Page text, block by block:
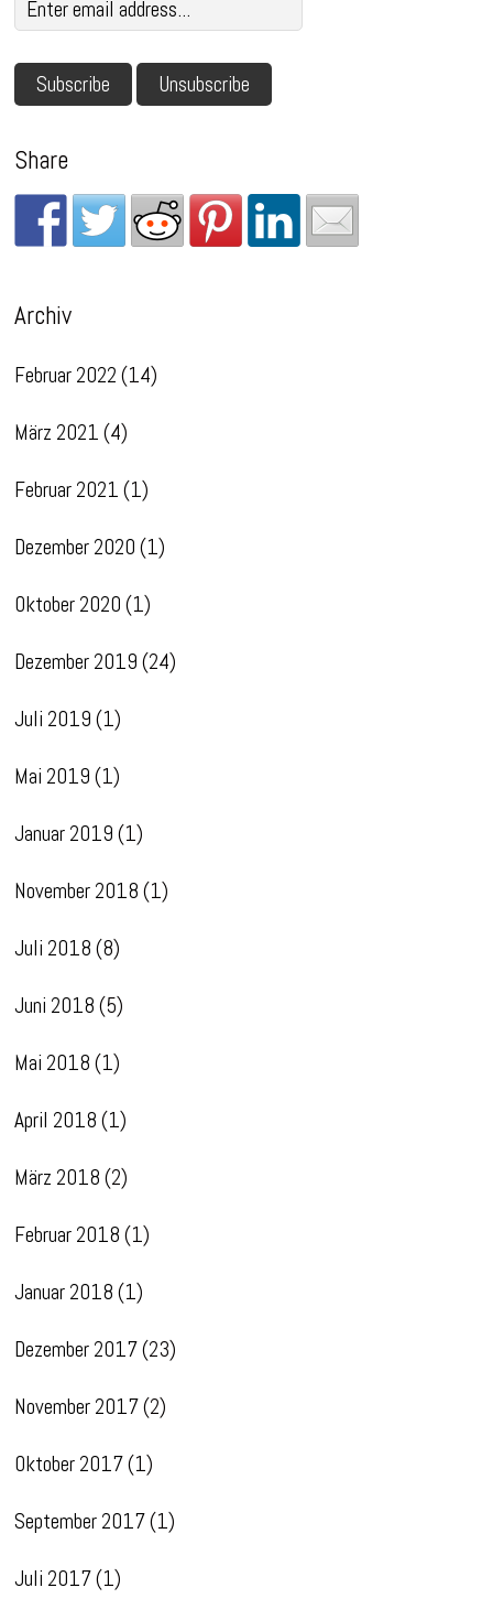
Share
Archiv
Februar 2022 (14)
März 2021 (4)
Februar 2021 (1)
Dezember 2020 (1)
Oktober 2020 (1)
Dezember 2019 (24)
Juli 2019 (1)
Mai 2019 (1)
Januar 2019 (1)
November 2018 (1)
Juli 2018 (8)
Juni 2018 (5)
Mai 2018 (1)
April 2018 (1)
März 2018 (2)
Februar 2018 (1)
Januar 2018 (1)
Dezember 2017(23)
November 2017(2)
Oktober 2017(1)
September 2017(1)
Juli 2017(1)